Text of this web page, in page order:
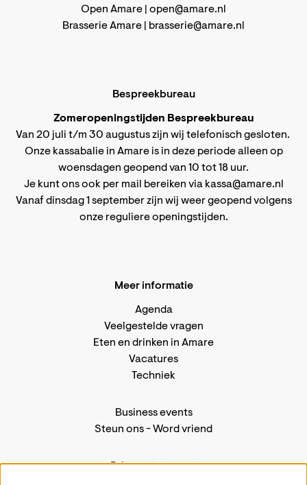
Open Amare | open@amare.nl
Brasserie Amare |
brasserie@amare.nl
Bespreekbureau
Zomeropeningstijden Bespreekbureau
Van 20 juli t/m 30 augustus zijn wij telefonisch gesloten.
Onze kassabalie in Amare is in deze periode alleen op
woensdagen geopend van 10 tot 18 uur.
Je kunt ons ook per mail bereiken via kassa@amare.nl
Vanaf dinsdag 1 september zijn wij weer geopend volgens
onze reguliere openingstijden.
Meer informatie
Agenda
Veelgestelde vragen
Eten en drinken in Amare
Vacatures
Techniek
Business events
Steun ons-Word vriend
Privacystatement